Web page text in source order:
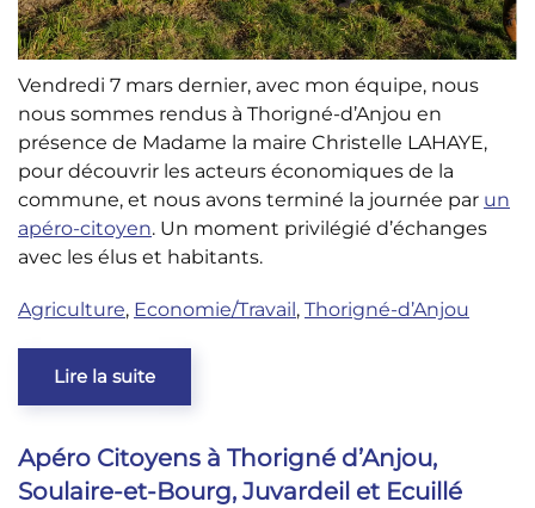
Vendredi 7 mars dernier, avec mon équipe, nous
nous sommes rendus à Thorigné-d’Anjou en
présence de Madame la maire Christelle LAHAYE,
pour découvrir les acteurs économiques de la
commune, et nous avons terminé la journée par un
apéro-citoyen. Un moment privilégié d’échanges
avec les élus et habitants.
Agriculture, Economie/Travail , Thorigné-d’Anjou
Lire la suite
Apéro Citoyens à Thorigné d’Anjou,
Soulaire-et-Bourg, Juvardeil et Ecuillé